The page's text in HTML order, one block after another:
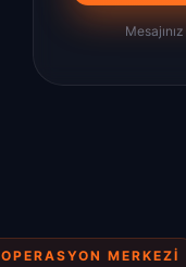
Mesajınız
OPERASYON MERKEZİ